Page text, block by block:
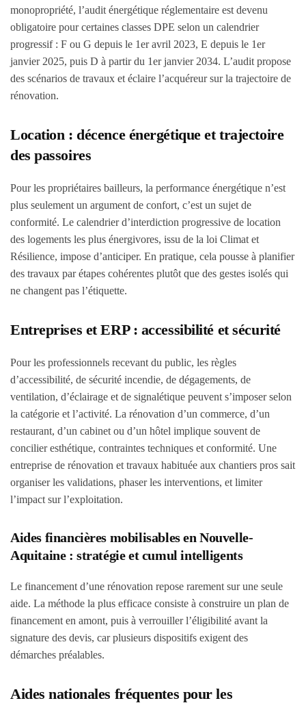
monopropriété, l’audit énergétique réglementaire est devenu
obligatoire pour certaines classes DPE selon un calendrier
progressif : F ou G depuis le 1er avril 2023, E depuis le 1er
janvier 2025, puis D à partir du 1er janvier 2034. L’audit propose
des scénarios de travaux et éclaire l’acquéreur sur la trajectoire de
rénovation.
Location : décence énergétique et trajectoire
des passoires
Pour les propriétaires bailleurs, la performance énergétique n’est
plus seulement un argument de confort, c’est un sujet de
conformité. Le calendrier d’interdiction progressive de location
des logements les plus énergivores, issu de la loi Climat et
Résilience, impose d’anticiper. En pratique, cela pousse à planifier
des travaux par étapes cohérentes plutôt que des gestes isolés qui
ne changent pas l’étiquette.
Entreprises et ERP : accessibilité et sécurité
Pour les professionnels recevant du public, les règles
d’accessibilité, de sécurité incendie, de dégagements, de
ventilation, d’éclairage et de signalétique peuvent s’imposer selon
la catégorie et l’activité. La rénovation d’un commerce, d’un
restaurant, d’un cabinet ou d’un hôtel implique souvent de
concilier esthétique, contraintes techniques et conformité. Une
entreprise de rénovation et travaux habituée aux chantiers pros sait
organiser les validations, phaser les interventions, et limiter
l’impact sur l’exploitation.
Aides financières mobilisables en Nouvelle-
Aquitaine : stratégie et cumul intelligents
Le financement d’une rénovation repose rarement sur une seule
aide. La méthode la plus efficace consiste à construire un plan de
financement en amont, puis à verrouiller l’éligibilité avant la
signature des devis, car plusieurs dispositifs exigent des
démarches préalables.
Aides nationales fréquentes pour les